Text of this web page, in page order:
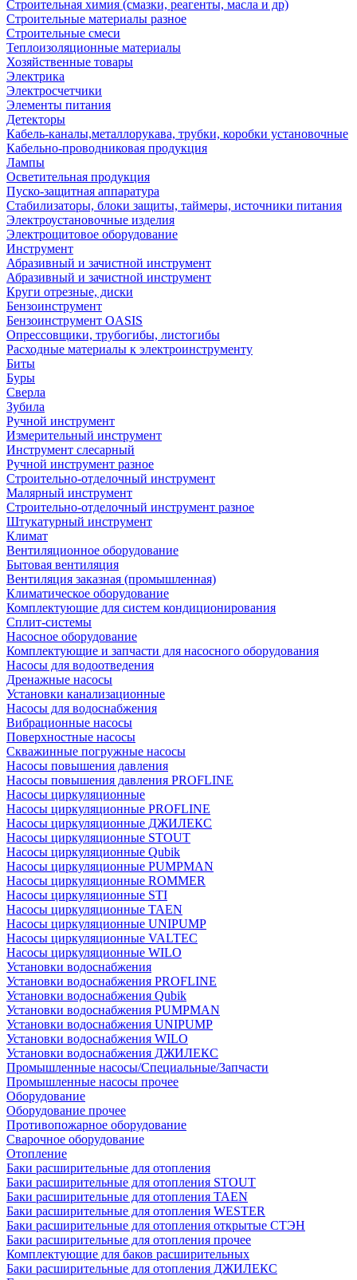
Строительная химия (смазки, реагенты, масла и др)
Строительные материалы разное
Строительные смеси
Теплоизоляционные материалы
Хозяйственные товары
Электрика
Электросчетчики
Элементы питания
Детекторы
Кабель-каналы,металлорукава, трубки, коробки установочные
Кабельно-проводниковая продукция
Лампы
Осветительная продукция
Пуско-защитная аппаратура
Стабилизаторы, блоки защиты, таймеры, источники питания
Электроустановочные изделия
Электрощитовое оборудование
Инструмент
Абразивный и зачистной инструмент
Абразивный и зачистной инструмент
Круги отрезные, диски
Бензоинструмент
Бензоинструмент OASIS
Опрессовщики, трубогибы, листогибы
Расходные материалы к электроинструменту
Биты
Буры
Сверла
Зубила
Ручной инструмент
Измерительный инструмент
Инструмент слесарный
Ручной инструмент разное
Строительно-отделочный инструмент
Малярный инструмент
Строительно-отделочный инструмент разное
Штукатурный инструмент
Климат
Вентиляционное оборудование
Бытовая вентиляция
Вентиляция заказная (промышленная)
Климатическое оборудование
Комплектующие для систем кондиционирования
Сплит-системы
Насосное оборудование
Комплектующие и запчасти для насосного оборудования
Насосы для водоотведения
Дренажные насосы
Установки канализационные
Насосы для водоснабжения
Вибрационные насосы
Поверхностные насосы
Скважинные погружные насосы
Насосы повышения давления
Насосы повышения давления PROFLINE
Насосы циркуляционные
Насосы циркуляционные PROFLINE
Насосы циркуляционные ДЖИЛЕКС
Насосы циркуляционные STOUT
Насосы циркуляционные Qubik
Насосы циркуляционные PUMPMAN
Насосы циркуляционные ROMMER
Насосы циркуляционные STI
Насосы циркуляционные TAEN
Насосы циркуляционные UNIPUMP
Насосы циркуляционные VALTEC
Насосы циркуляционные WILO
Установки водоснабжения
Установки водоснабжения PROFLINE
Установки водоснабжения Qubik
Установки водоснабжения PUMPMAN
Установки водоснабжения UNIPUMP
Установки водоснабжения WILO
Установки водоснабжения ДЖИЛЕКС
Промышленные насосы/Специальные/Запчасти
Промышленные насосы прочее
Оборудование
Оборудование прочее
Противопожарное оборудование
Сварочное оборудование
Отопление
Баки расширительные для отопления
Баки расширительные для отопления STOUT
Баки расширительные для отопления TAEN
Баки расширительные для отопления WESTER
Баки расширительные для отопления открытые СТЭН
Баки расширительные для отопления прочее
Комплектующие для баков расширительных
Баки расширительные для отопления ДЖИЛЕКС